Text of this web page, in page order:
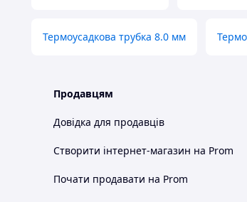
Термоусадкова трубка 8.0 мм
Продавцям
Довідка для продавців
Створити інтернет-магазин на Prom
Почати продавати на Prom